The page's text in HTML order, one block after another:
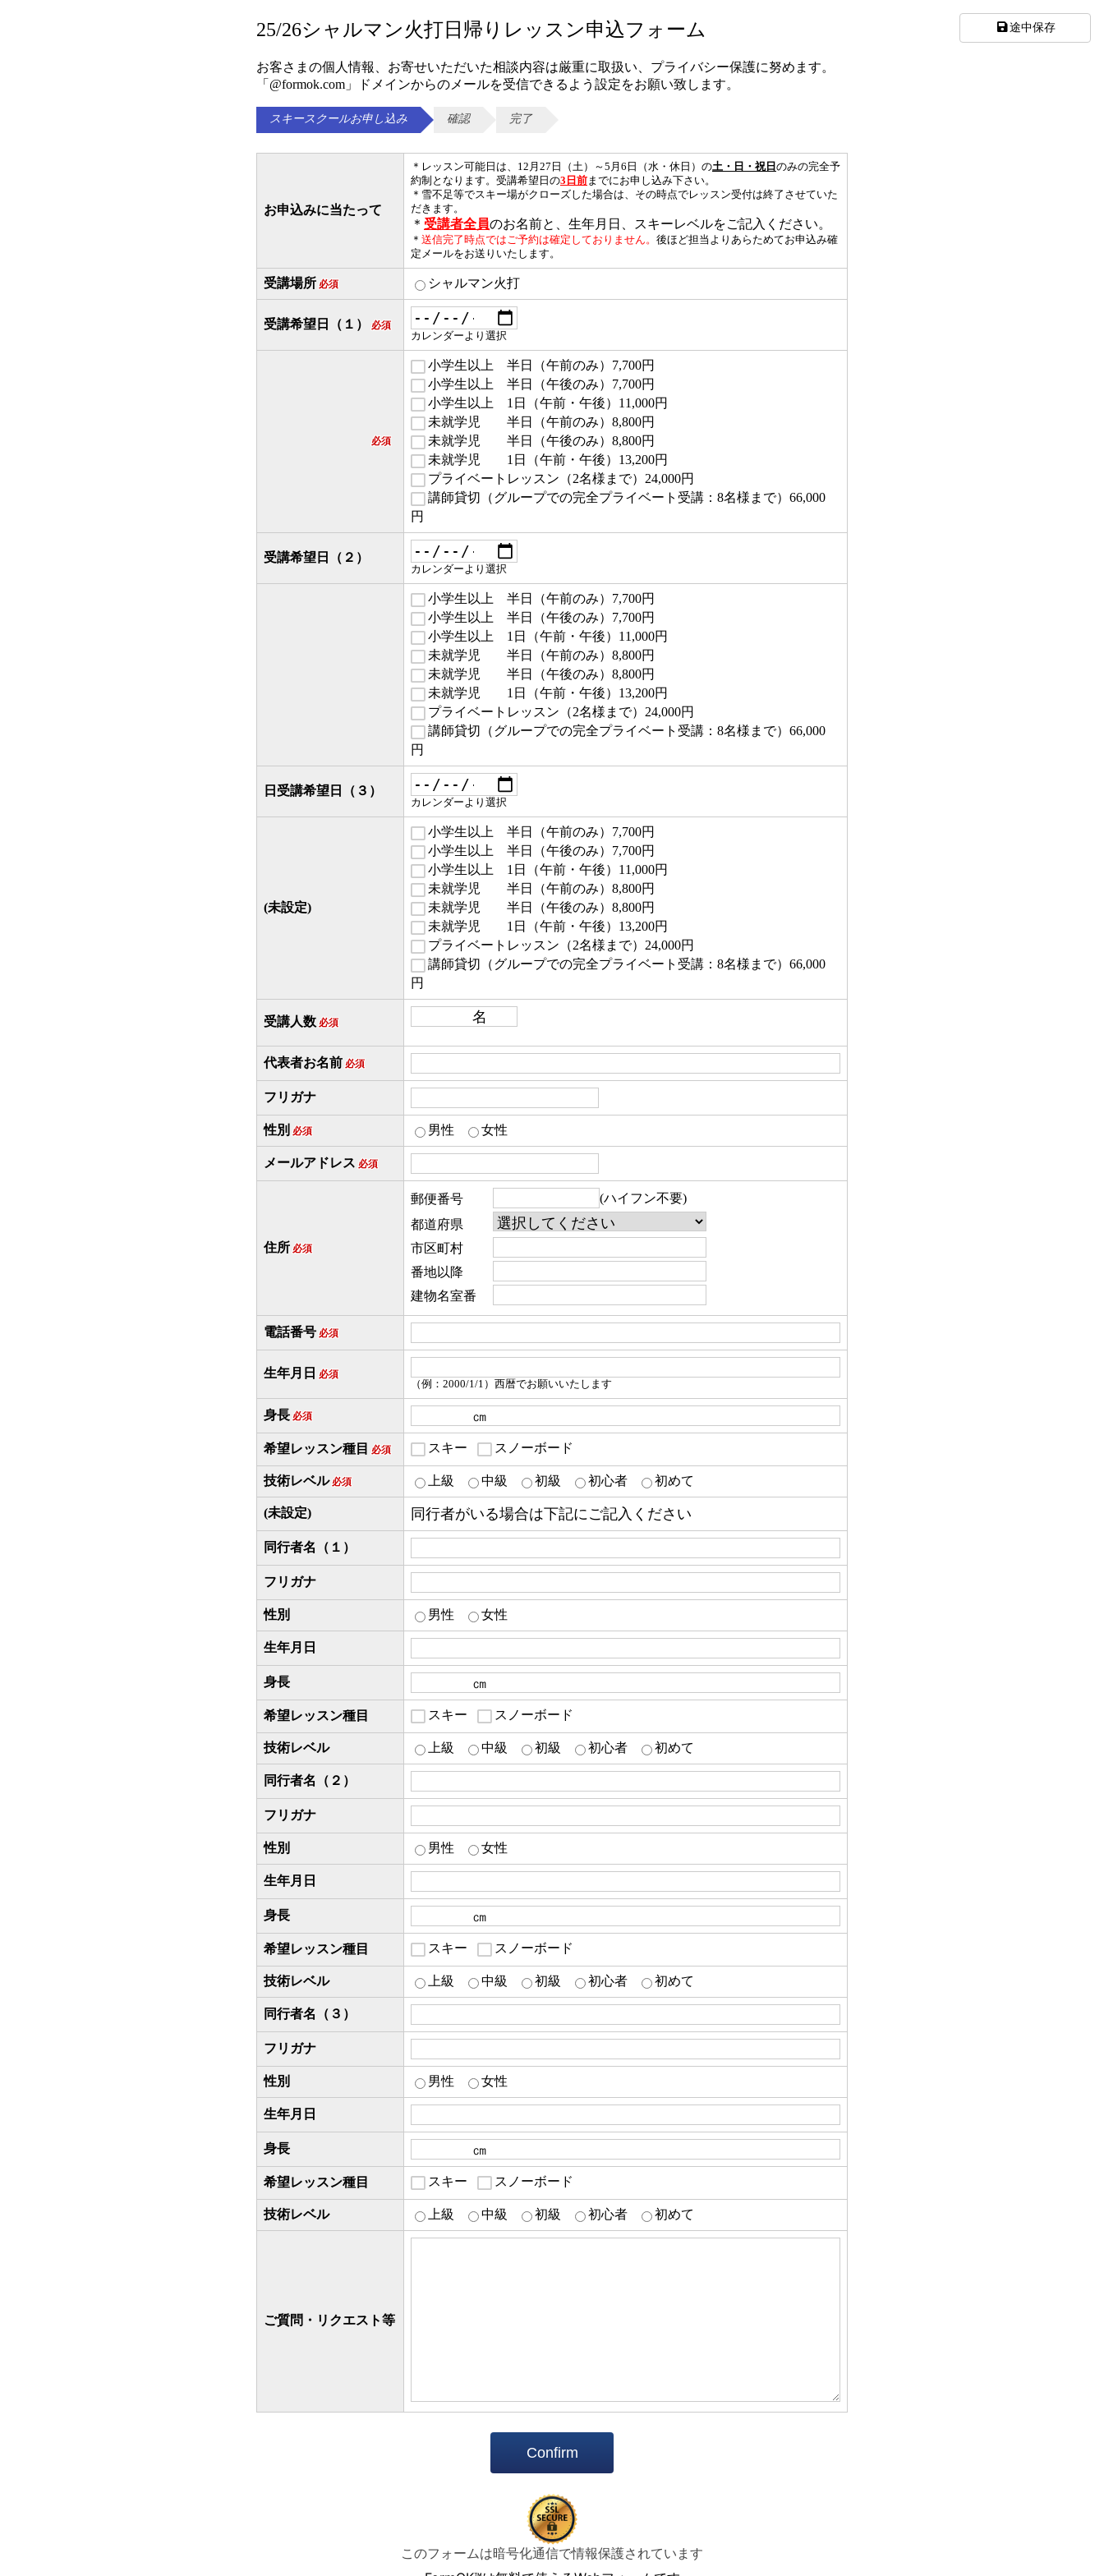
25/26シャルマン火打日帰りレッスン申込フォーム
お客さまの個人情報、お寄せいただいた相談内容は厳重に取扱い、プライバシー保護に努めます。
「@formok.com」ドメインからのメールを受信できるよう設定をお願い致します。
スキースクールお申し込み 確認 完了
お申込みに当たって
＊レッスン可能日は、12月27日（土）～5月6日（水・休日）の土・日・祝日 のみの完全予
約制となります。受講希望日の3日前までにお申し込み下さい。
＊雪不足等でスキー場がクローズした場合は、その時点でレッスン受付は終了させていた
だきます。
＊ 受講者全員のお名前と、生年月日、スキーレベルをご記入ください。
＊ 送信完了時点ではご予約は確定しておりません。 後ほど担当よりあらためてお申込み確
定メールをお送りいたします。
受講場所 必須 シャルマン火打
受講希望日（１）
必須
カレンダーより選択
必須
小学生以上 半日（午前のみ）7,700円
小学生以上 半日（午後のみ）7,700円
小学生以上 1日（午前・午後）11,000円
未就学児 半日（午前のみ）8,800円
未就学児 半日（午後のみ）8,800円
未就学児 1日（午前・午後）13,200円
プライベートレッスン（2名様まで）24,000円
講師貸切（グループでの完全プライベート受講：8名様まで）66,000
円
受講希望日（２）
カレンダーより選択
小学生以上 半日（午前のみ）7,700円
小学生以上 半日（午後のみ）7,700円
小学生以上 1日（午前・午後）11,000円
未就学児 半日（午前のみ）8,800円
未就学児 半日（午後のみ）8,800円
未就学児 1日（午前・午後）13,200円
プライベートレッスン（2名様まで）24,000円
講師貸切（グループでの完全プライベート受講：8名様まで）66,000
円
日受講希望日（３）
カレンダーより選択
(未設定)
小学生以上 半日（午前のみ）7,700円
小学生以上 半日（午後のみ）7,700円
小学生以上 1日（午前・午後）11,000円
未就学児 半日（午前のみ）8,800円
未就学児 半日（午後のみ）8,800円
未就学児 1日（午前・午後）13,200円
プライベートレッスン（2名様まで）24,000円
講師貸切（グループでの完全プライベート受講：8名様まで）66,000
円
受講人数 必須
代表者お名前 必須
フリガナ
性別 必須 男性 女性
メールアドレス 必須
住所 必須
郵便番号
(ハイフン不要)
都道府県
市区町村
番地以降
建物名室番
電話番号 必須
生年月日 必須
（例：2000/1/1）西暦でお願いいたします
身長 必須
希望レッスン種目 必須 スキー スノーボード
技術レベル 必須 上級 中級 初級 初心者 初めて
(未設定) 同行者がいる場合は下記にご記入ください
同行者名（１）
フリガナ
性別 男性 女性
生年月日
身長
希望レッスン種目 スキー スノーボード
技術レベル 上級 中級 初級 初心者 初めて
同行者名（２）
フリガナ
性別 男性 女性
生年月日
身長
希望レッスン種目 スキー スノーボード
技術レベル 上級 中級 初級 初心者 初めて
同行者名（３）
フリガナ
性別 男性 女性
生年月日
身長
希望レッスン種目 スキー スノーボード
技術レベル 上級 中級 初級 初心者 初めて
ご質問・リクエスト等
Confirm
このフォームは暗号化通信で情報保護されています
途中保存